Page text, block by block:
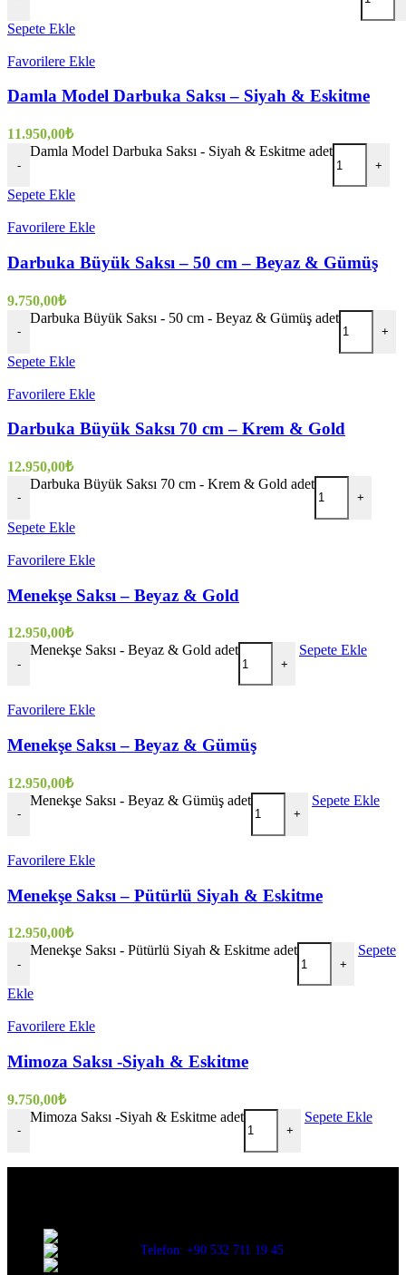
Sepete Ekle
Favorilere Ekle
Damla Model Darbuka Saksı – Siyah & Eskitme
11.950,00₺
-
Damla Model Darbuka Saksı - Siyah & Eskitme adet
+
Sepete Ekle
Favorilere Ekle
Darbuka Büyük Saksı – 50 cm – Beyaz & Gümüş
9.750,00₺
-
Darbuka Büyük Saksı - 50 cm - Beyaz & Gümüş adet
+
Sepete Ekle
Favorilere Ekle
Darbuka Büyük Saksı 70 cm – Krem & Gold
12.950,00₺
-
Darbuka Büyük Saksı 70 cm - Krem & Gold adet
+
Sepete Ekle
Favorilere Ekle
Menekşe Saksı – Beyaz & Gold
12.950,00₺
-
Menekşe Saksı - Beyaz & Gold adet
+
Sepete Ekle
Favorilere Ekle
Menekşe Saksı – Beyaz & Gümüş
12.950,00₺
-
Menekşe Saksı - Beyaz & Gümüş adet
+
Sepete Ekle
Favorilere Ekle
Menekşe Saksı – Pütürlü Siyah & Eskitme
12.950,00₺
-
Menekşe Saksı - Pütürlü Siyah & Eskitme adet
+
Sepete
Ekle
Favorilere Ekle
Mimoza Saksı -Siyah & Eskitme
9.750,00₺
-
Mimoza Saksı -Siyah & Eskitme adet
+
Sepete Ekle
Telefon: +90 532 711 19 45